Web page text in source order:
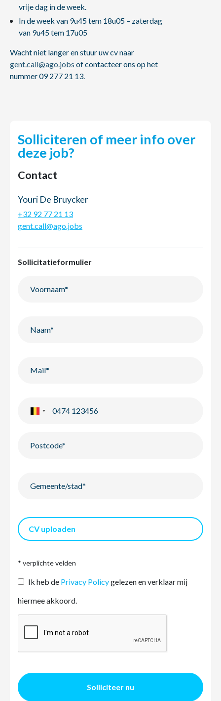
vrije dag in de week.
In de week van 9u45 tem 18u05 – zaterdag
van 9u45 tem 17u05
Wacht niet langer en stuur uw cv naar
gent.call@ago.jobs of contacteer ons op het
nummer 09 277 21 13.
Solliciteren of meer info over
deze job?
Contact
Youri De Bruycker
+32 92 77 21 13
gent.call@ago.jobs
Sollicitatieformulier
CV uploaden
* verplichte velden
Ik heb de Privacy Policygelezen en verklaar mij
hiermee akkoord.
Solliciteer nu